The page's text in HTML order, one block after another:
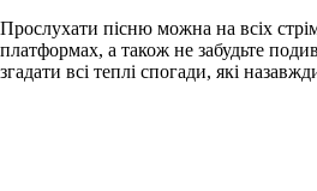
Прослухати пісню можна на всіх
платформах, а також не забудьте
згадати всі теплі спогади, які